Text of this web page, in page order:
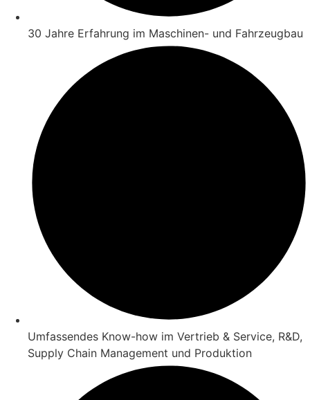
30 Jahre Erfahrung im Maschinen- und Fahrzeugbau
Umfassendes Know-how im Vertrieb & Service, R&D,
Supply Chain Management und Produktion